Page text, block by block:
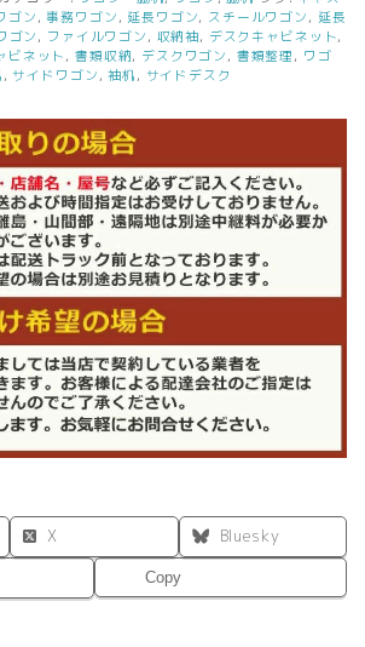
ゴン ,事務ワゴン , 延長ワゴン, スチールワゴン , 延長
ゴン, ファイルワゴン , 収納袖, デスクキャビネット,
ビネット , 書類収納, デスクワゴン , 書類整理 , ワゴ
,サイドワゴン ,袖机 , サイドデスク
X
Bluesky
Copy